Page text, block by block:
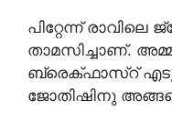
പിറ്റേന്ന്
താമസിച്ചാണ്.
ബ്രെക്ഫാസ്റ്
ജോതിഷിനു